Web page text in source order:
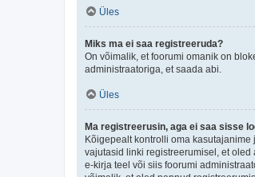
Üles
Miks ma ei saa registreeruda?
On võimalik, et foorumi omanik on
administraatoriga, et saada abi.
Üles
Ma registreerusin, aga ei saa sisse
Kõigepealt kontrolli oma
vajutasid linki registreerumisel, et
e-kirja teel või siis foorumi